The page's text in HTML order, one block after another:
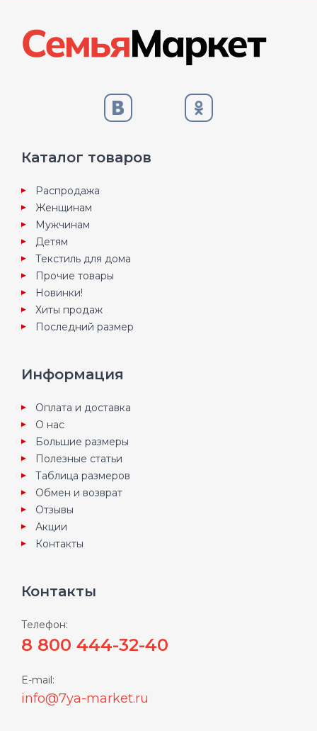
Каталог товаров
Распродажа
Женщинам
Мужчинам
Детям
Текстиль для дома
Прочие товары
Новинки!
Хиты продаж
Последний размер
Информация
Оплата и доставка
О нас
Большие размеры
Полезные статьи
Таблица размеров
Обмен и возврат
Отзывы
Акции
Контакты
Контакты
Телефон:
8 800 444-32-40
E-mail:
info@7ya-market.ru